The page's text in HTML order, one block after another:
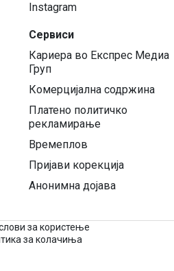
Instagram
Сервиси
Кариера во Експрес Медиа
Груп
Комерцијална содржина
Платено политичко
рекламирање
Времеплов
Пријави корекција
Анонимна дојава
за користење
за колачиња